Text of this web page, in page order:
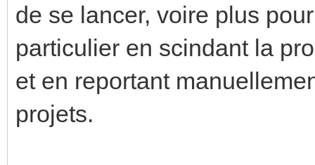
de se lancer, voire plus
particulier en scindant la
et en reportant
projets.